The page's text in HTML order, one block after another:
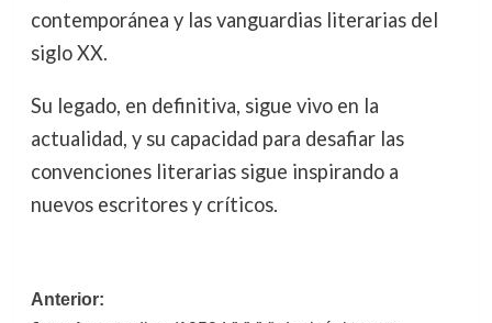
contemporánea y las vanguardias literarias del
siglo XX.
Su legado, en definitiva, sigue vivo en la
actualidad, y su capacidad para desafiar las
convenciones literarias sigue inspirando a
nuevos escritores y críticos.
Navegación
Anterior: